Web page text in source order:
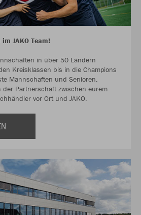
JAKO Team!
in über 50 Ländern
Kreisklassen bis in die Champions
Mannschaften und Senioren.
der Partnerschaft zwischen eurem
vor Ort und JAKO.